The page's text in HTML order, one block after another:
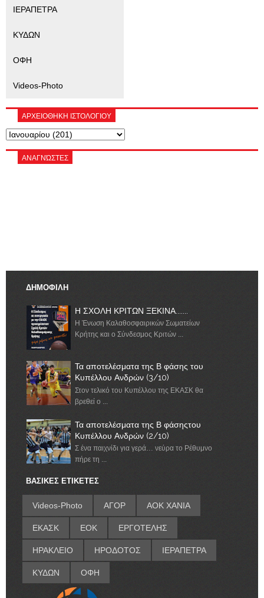
ΙΕΡΑΠΕΤΡΑ
ΚΥΔΩΝ
ΟΦΗ
Videos-Photo
ΑΡΧΕΙΟΘΗΚΗ ΙΣΤΟΛΟΓΙΟΥ
ΑΝΑΓΝΏΣΤΕΣ
ΔΗΜΟΦΙΛΗ
Η ΣΧΟΛΗ ΚΡΙΤΩΝ ΞΕΚΙΝΑ.......
Η Ένωση Καλαθοσφαιρικών Σωματείων
Κρήτης και ο Σύνδεσμος Κριτών ...
Τα αποτελέσματα της Β φάσης του
Κυπέλλου Ανδρών (3/10)
Στον τελικό του Κυπέλλου της ΕΚΑΣΚ θα
βρεθεί ο ...
Τα αποτελέσματα της Β φάσηςτου
Κυπέλλου Ανδρών (2/10)
Σ ένα παιχνίδι για γερά… νεύρα το Ρέθυμνο
πήρε τη ...
ΒΑΣΙΚΕΣ ΕΤΙΚΕΤΕΣ
Videos-Photo ΑΓΟΡ ΑΟΚ ΧΑΝΙΑ
ΕΚΑΣΚ ΕΟΚ ΕΡΓΟΤΕΛΗΣ
ΗΡΑΚΛΕΙΟ ΗΡΟΔΟΤΟΣ ΙΕΡΑΠΕΤΡΑ
ΚΥΔΩΝ ΟΦΗ